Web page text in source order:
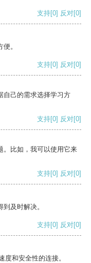
支持[0] 反对[0]
。
支持[0] 反对[0]
自己的需求选择学习方
支持[0] 反对[0]
。比如，我可以使用它来
支持[0] 反对[0]
及时解决。
支持[0] 反对[0]
和安全性的连接。